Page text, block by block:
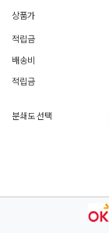
상품가
적립금
배송비
적립금
분쇄도 선택